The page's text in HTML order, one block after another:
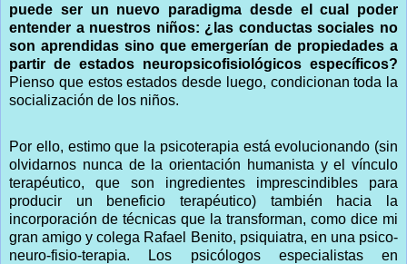
puede ser un nuevo paradigma desde el cual poder
entender a nuestros niños: ¿las conductas sociales no
son aprendidas sino que emergerían de propiedades a
partir de estados neuropsicofisiológicos específicos?
Pienso que estos estados desde luego, condicionan toda la
socialización de los niños.
Por ello, estimo que la psicoterapia está evolucionando (sin
olvidarnos nunca de la orientación humanista y el vínculo
terapéutico, que son ingredientes imprescindibles para
producir un beneficio terapéutico) también hacia la
incorporación de técnicas que la transforman, como dice mi
gran amigo y colega Rafael Benito, psiquiatra, en una psico-
neuro-fisio-terapia. Los psicólogos especialistas en